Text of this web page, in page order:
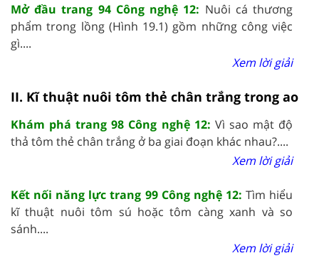
Mở đầu trang 94 Công nghệ 12: Nuôi cá thương
phẩm trong lồng (Hình 19.1) gồm những công việc
gì....
Xem lời giải
II. Kĩ thuật nuôi tôm thẻ chân trắng trong ao
Khám phá trang 98 Công nghệ 12: Vì sao mật độ
thả tôm thẻ chân trắng ở ba giai đoạn khác nhau?....
Xem lời giải
Kết nối năng lực trang 99 Công nghệ 12: Tìm hiểu
kĩ thuật nuôi tôm sú hoặc tôm càng xanh và so
sánh....
Xem lời giải